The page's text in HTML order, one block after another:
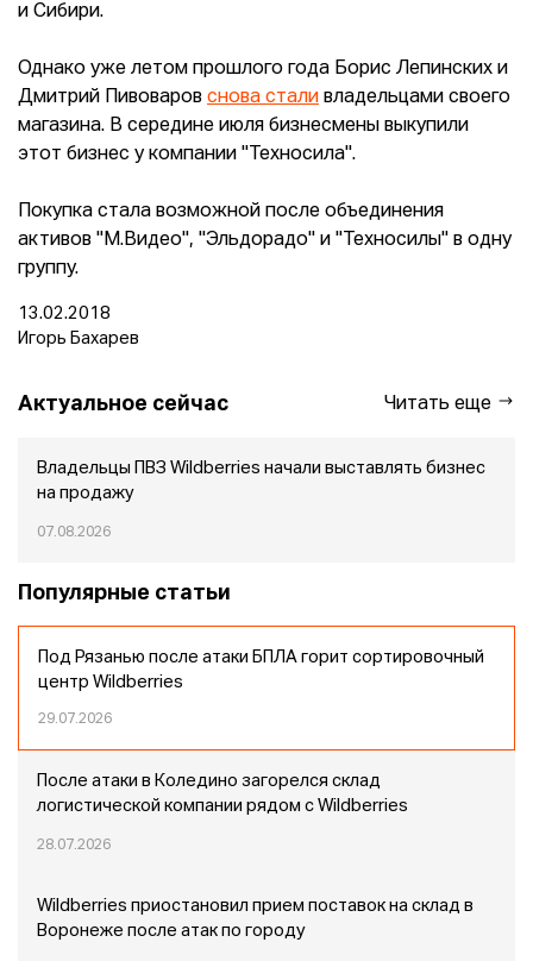
и Сибири.
Однако уже летом прошлого года Борис Лепинских и
Дмитрий Пивоваров снова стали владельцами своего
магазина. В середине июля бизнесмены выкупили
этот бизнес у компании "Техносила".
Покупка стала возможной после объединения
активов "М.Видео", "Эльдорадо" и "Техносилы" в одну
группу.
13.02.2018
Игорь Бахарев
Актуальное сейчас Читать еще
Владельцы ПВЗ Wildberries начали выставлять бизнес
на продажу
07.08.2026
Популярные статьи
Под Рязанью после атаки БПЛА горит сортировочный
центр Wildberries
29.07.2026
После атаки в Коледино загорелся склад
логистической компании рядом с Wildberries
28.07.2026
Wildberries приостановил прием поставок на склад в
Воронеже после атак по городу